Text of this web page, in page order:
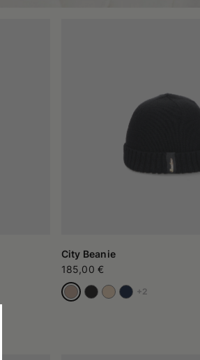
City Beanie
185,00 €
+2